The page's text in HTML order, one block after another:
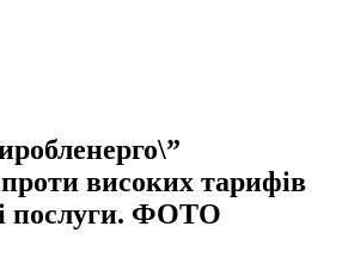
високих тарифів
послуги. ФОТО